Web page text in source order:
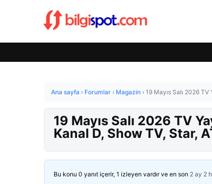
Ana sayfa › Forumlar › Magazin › 19 Mayıs Salı 2026 TV
19 Mayıs Salı 2026 TV
Kanal D, Show TV, Star,
Bu konu 0 yanıt içerir, 1 izleyen vardır ve en son 2 ay 2